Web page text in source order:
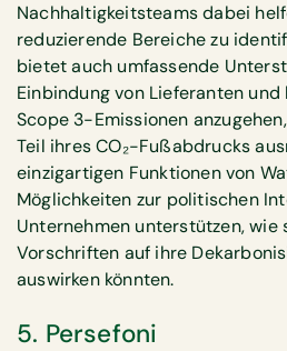
Nachhaltigkeitsteams dabei
reduzierende Bereiche zu
bietet auch umfassende
Einbindung von Lieferanten
Scope 3-Emissionen
Teil ihres CO₂-Fußabdrucks
einzigartigen Funktionen von
Möglichkeiten zur politischen
Unternehmen unterstützen,
Vorschriften auf ihre
auswirken könnten.
5. Persefoni